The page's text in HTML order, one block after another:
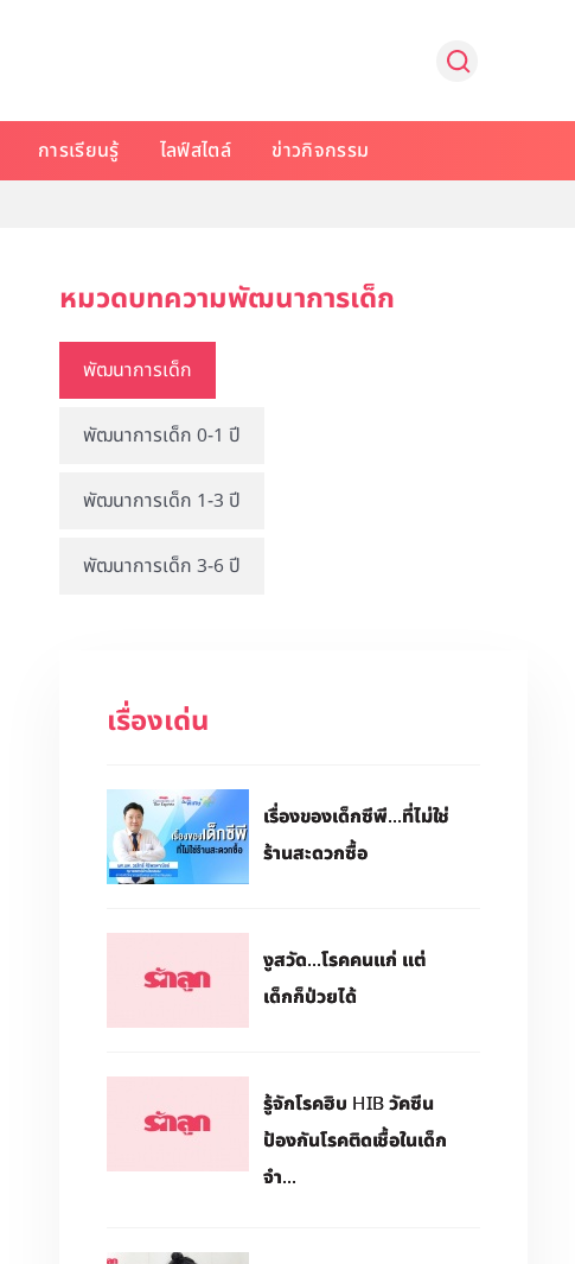
การเรียนรู้ ไลฟ์สไตล์ ข่าวกิจกรรม
หมวดบทความพัฒนาการเด็ก
พัฒนาการเด็ก
พัฒนาการเด็ก 0-1 ปี
พัฒนาการเด็ก 1-3 ปี
พัฒนาการเด็ก 3-6 ปี
เรื่องเด่น
เรื่องของเด็กซีพี...ที่ไม่ใช่
ร้านสะดวกซื้อ
งูสวัด...โรคคนแก่ แต่
เด็กก็ป่วยได้
รู้จักโรคฮิบ HIB วัคซีน
ป้องกันโรคติดเชื้อในเด็ก
จำ...